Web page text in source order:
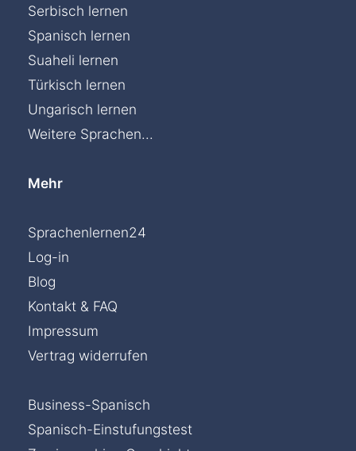
Serbisch lernen
Spanisch lernen
Suaheli lernen
Türkisch lernen
Ungarisch lernen
Weitere Sprachen...
Mehr
Sprachenlernen24
Log-in
Blog
Kontakt & FAQ
Impressum
Vertrag widerrufen
Business-Spanisch
Spanisch-Einstufungstest